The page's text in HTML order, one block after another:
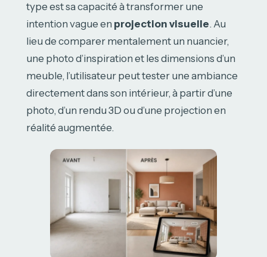
type est sa capacité à transformer une
intention vague en projection visuelle. Au
lieu de comparer mentalement un nuancier,
une photo d’inspiration et les dimensions d’un
meuble, l’utilisateur peut tester une ambiance
directement dans son intérieur, à partir d’une
photo, d’un rendu 3D ou d’une projection en
réalité augmentée.